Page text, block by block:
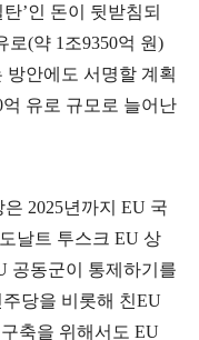
탄’인 돈이 뒷받침되
로(약 1 조9350억 원)
방안에도 서명할 계획
억 유로 규모로 늘어난
은 2025년까지 EU 국
도날트 투스크 EU 상
공동군이 통제하기를
당을 비롯해 친EU
축을 위해서도 EU